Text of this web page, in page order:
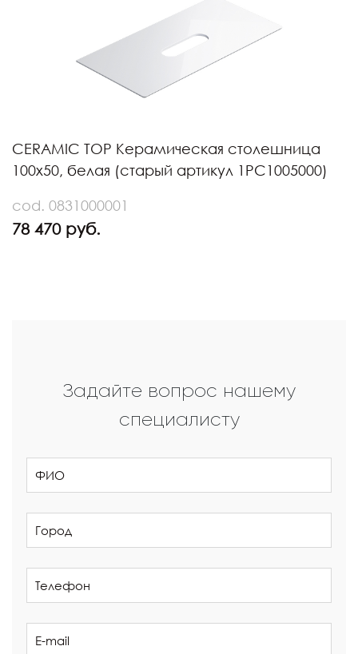
CERAMIC TOP Керамическая столешница
100х50, белая (старый артикул 1PC1005000)
cod. 0831000001
78 470 руб.
Задайте вопрос нашему
специалисту